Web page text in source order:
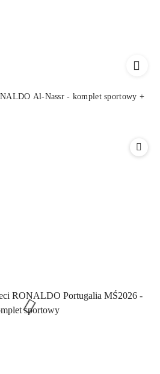
Al-Nassr - komplet sportowy +